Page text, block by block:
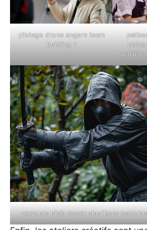
pilotage drone angers team
building 1
activite
parcours ninja lancer shurikens team